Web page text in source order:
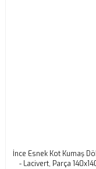
İnce Esnek Kot Kumaş
- Lacivert, Parça